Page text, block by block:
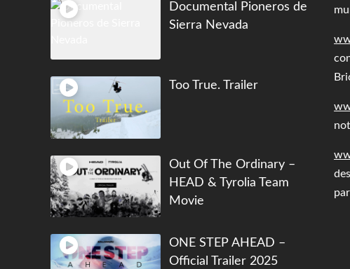
Documental Pioneros de
Sierra Nevada
Too True. Trailer
Out Of The Ordinary –
HEAD & Tyrolia Team
Movie
ONE STEP AHEAD –
Official Trailer 2025